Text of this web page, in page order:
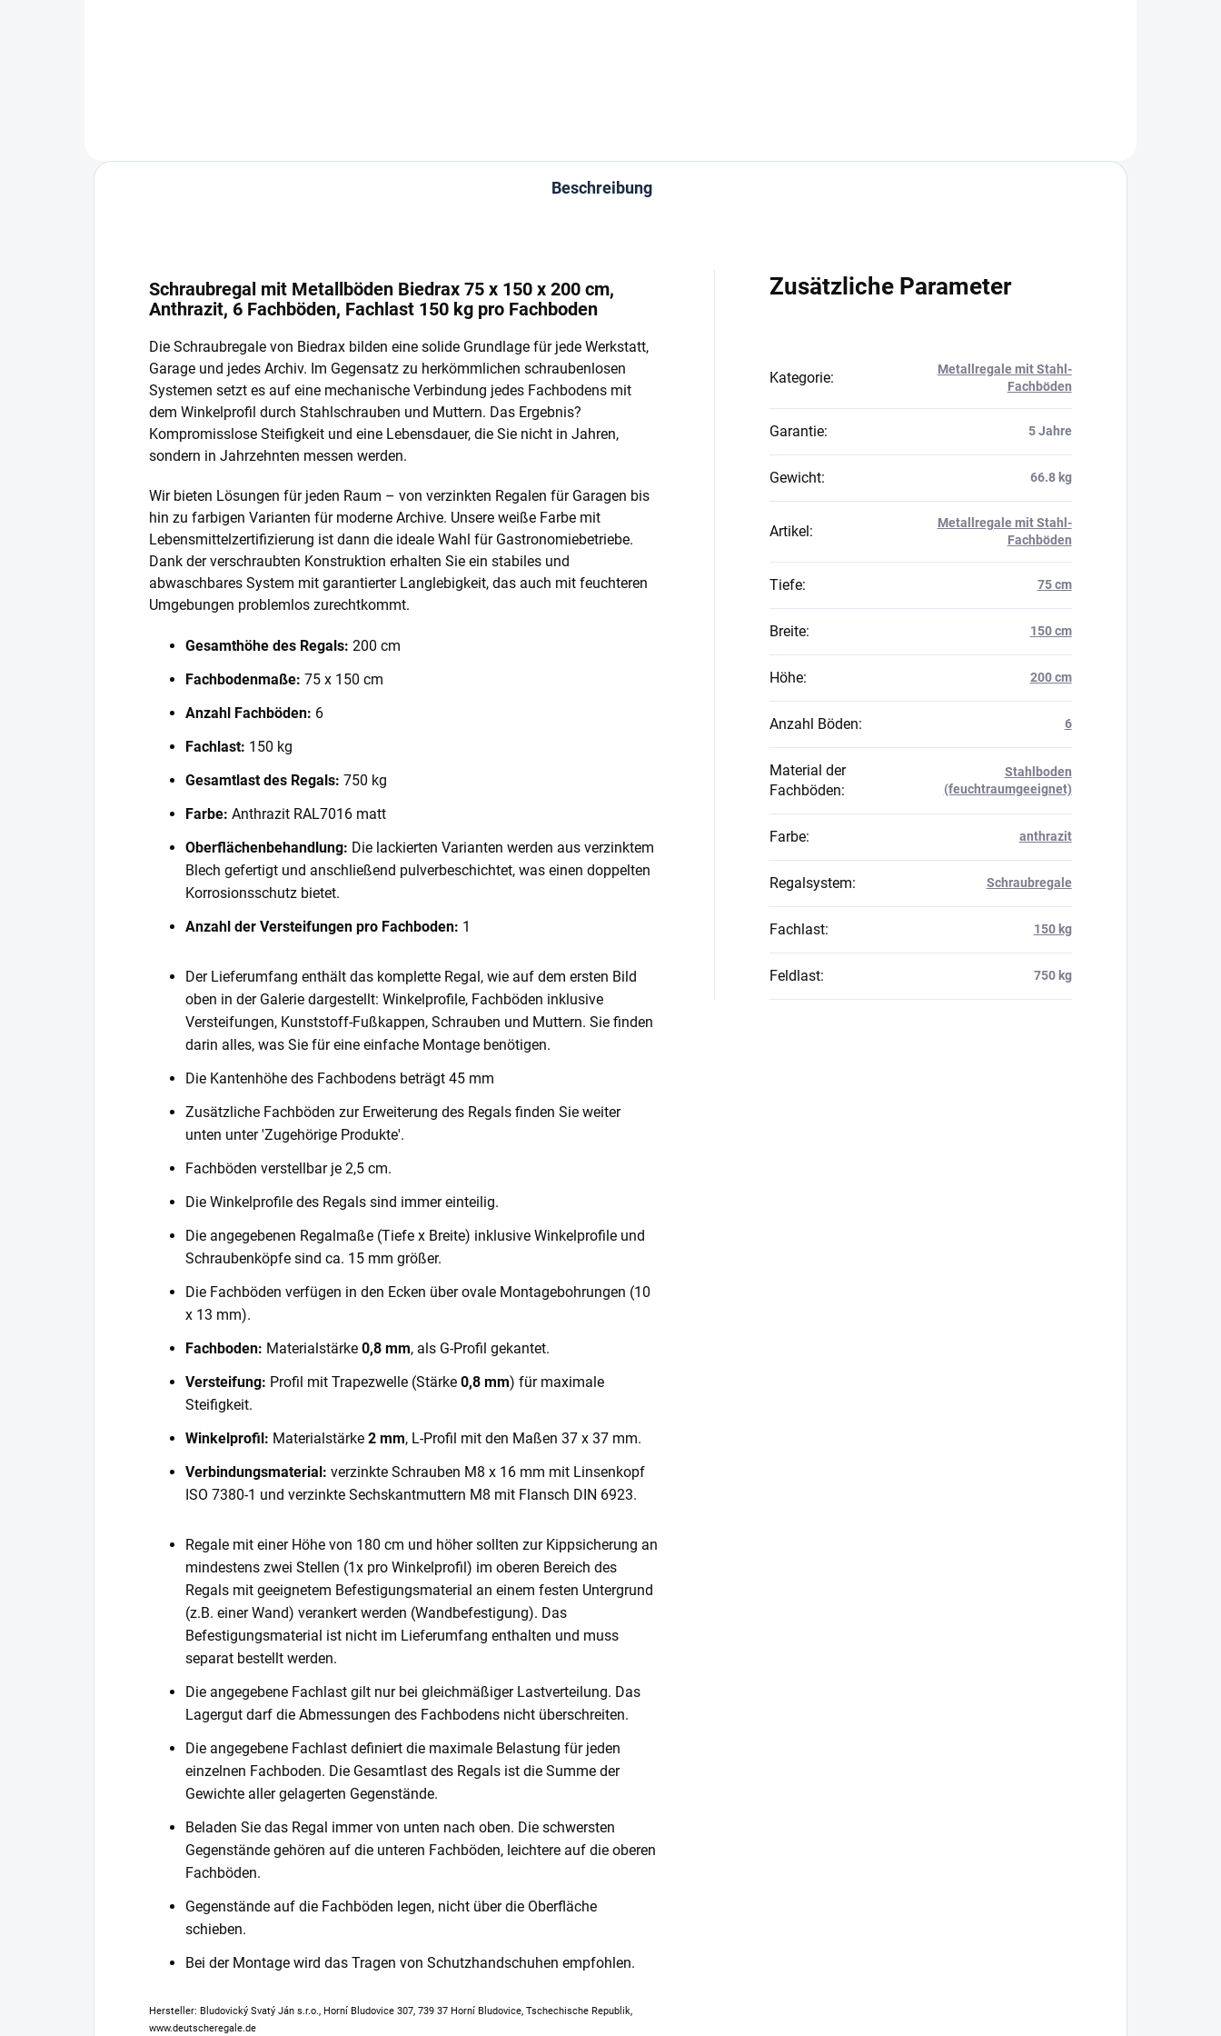
Beschreibung
Schraubregal mit Metallböden Biedrax 75 x 150 x 200 cm,
Anthrazit, 6 Fachböden, Fachlast 150 kg pro Fachboden
Die Schraubregale von Biedrax bilden eine solide Grundlage für jede Werkstatt,
Garage und jedes Archiv. Im Gegensatz zu herkömmlichen schraubenlosen
Systemen setzt es auf eine mechanische Verbindung jedes Fachbodens mit
dem Winkelprofil durch Stahlschrauben und Muttern. Das Ergebnis?
Kompromisslose Steifigkeit und eine Lebensdauer, die Sie nicht in Jahren,
sondern in Jahrzehnten messen werden.
Wir bieten Lösungen für jeden Raum – von verzinkten Regalen für Garagen bis
hin zu farbigen Varianten für moderne Archive. Unsere weiße Farbe mit
Lebensmittelzertifizierung ist dann die ideale Wahl für Gastronomiebetriebe.
Dank der verschraubten Konstruktion erhalten Sie ein stabiles und
abwaschbares System mit garantierter Langlebigkeit, das auch mit feuchteren
Umgebungen problemlos zurechtkommt.
Gesamthöhe des Regals: 200 cm
Fachbodenmaße: 75 x 150 cm
Anzahl Fachböden: 6
Fachlast: 150 kg
Gesamtlast des Regals: 750 kg
Farbe: Anthrazit RAL7016 matt
Oberflächenbehandlung: Die lackierten Varianten werden aus verzinktem
Blech gefertigt und anschließend pulverbeschichtet, was einen doppelten
Korrosionsschutz bietet.
Anzahl der Versteifungen pro Fachboden: 1
Der Lieferumfang enthält das komplette Regal, wie auf dem ersten Bild
oben in der Galerie dargestellt: Winkelprofile, Fachböden inklusive
Versteifungen, Kunststoff-Fußkappen, Schrauben und Muttern. Sie finden
darin alles, was Sie für eine einfache Montage benötigen.
Die Kantenhöhe des Fachbodens beträgt 45 mm
Zusätzliche Fachböden zur Erweiterung des Regals finden Sie weiter
unten unter 'Zugehörige Produkte'.
Fachböden verstellbar je 2,5 cm.
Die Winkelprofile des Regals sind immer einteilig.
Die angegebenen Regalmaße (Tiefe x Breite) inklusive Winkelprofile und
Schraubenköpfe sind ca. 15 mm größer.
Die Fachböden verfügen in den Ecken über ovale Montagebohrungen (10
x 13 mm).
Fachboden: Materialstärke 0,8 mm, als G-Profil gekantet.
Versteifung: Profil mit Trapezwelle (Stärke 0,8 mm) für maximale
Steifigkeit.
Winkelprofil: Materialstärke 2 mm, L-Profil mit den Maßen 37 x 37 mm.
Verbindungsmaterial: verzinkte Schrauben M8 x 16 mm mit Linsenkopf
ISO 7380-1 und verzinkte Sechskantmuttern M8 mit Flansch DIN 6923.
Regale mit einer Höhe von 180 cm und höher sollten zur Kippsicherung an
mindestens zwei Stellen (1x pro Winkelprofil) im oberen Bereich des
Regals mit geeignetem Befestigungsmaterial an einem festen Untergrund
(z.B. einer Wand) verankert werden (Wandbefestigung). Das
Befestigungsmaterial ist nicht im Lieferumfang enthalten und muss
separat bestellt werden.
Die angegebene Fachlast gilt nur bei gleichmäßiger Lastverteilung. Das
Lagergut darf die Abmessungen des Fachbodens nicht überschreiten.
Die angegebene Fachlast definiert die maximale Belastung für jeden
einzelnen Fachboden. Die Gesamtlast des Regals ist die Summe der
Gewichte aller gelagerten Gegenstände.
Beladen Sie das Regal immer von unten nach oben. Die schwersten
Gegenstände gehören auf die unteren Fachböden, leichtere auf die oberen
Fachböden.
Gegenstände auf die Fachböden legen, nicht über die Oberfläche
schieben.
Bei der Montage wird das Tragen von Schutzhandschuhen empfohlen.
Hersteller: Bludovický Svatý Ján s.r.o., Horní Bludovice 307, 739 37 Horní Bludovice, Tschechische Republik,
www.deutscheregale.de
Zusätzliche Parameter
Kategorie:
Metallregale mit Stahl-
Fachböden
Garantie: 5 Jahre
Gewicht: 66.8 kg
Artikel:
Metallregale mit Stahl-
Fachböden
Tiefe: 75 cm
Breite: 150 cm
Höhe: 200 cm
Anzahl Böden: 6
Material der
Fachböden:
Stahlboden
(feuchtraumgeeignet)
Farbe: anthrazit
Regalsystem: Schraubregale
Fachlast: 150 kg
Feldlast: 750 kg